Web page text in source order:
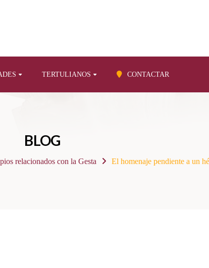
TERTULIANOS CONTACTAR
BLOG
relacionados con la Gesta El homenaje pendiente a un